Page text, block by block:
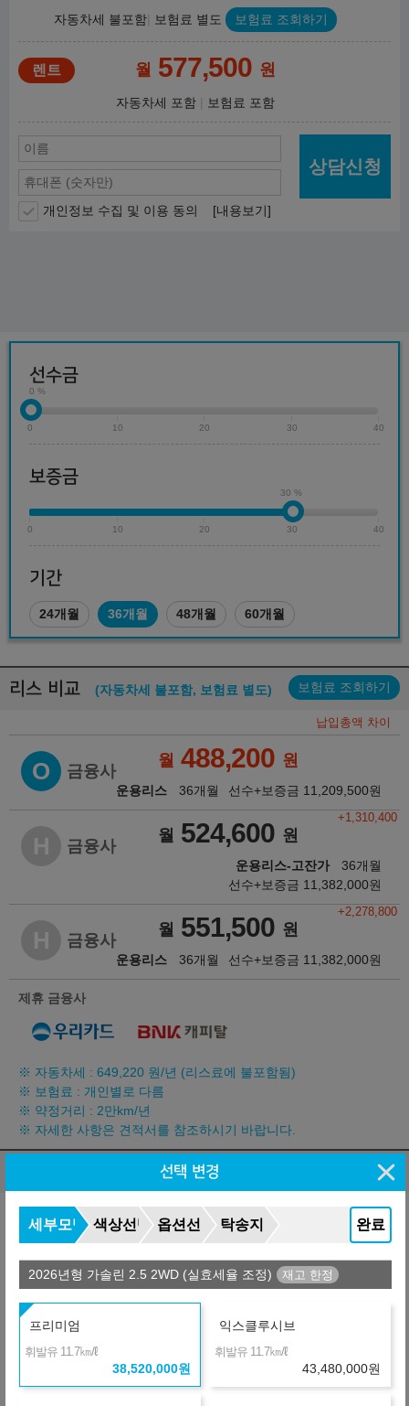
자동차세 불포함 보험료 별도 보험료 조회하기
월 577,500 원
자동차세 포함 보험료 포함
개인정보 수집 및 이용 동의 [내용보기]
상담신청
선수금
0 %
0 10 20 30 40
보증금
30 %
0 10 20 30 40
기간
24개월 36개월 48개월 60개월
리스 비교 (자동차세 불포함, 보험료 별도) 보험료 조회하기
납입총액 차이
O 금융사
운용리스
월 488,200 원
36개월 선수+보증금 11,209,500원
H 금융사
운용리스-고잔가
월 524,600 원
+1,310,400
36개월
선수+보증금 11,382,000원
H 금융사
운용리스
월 551,500 원
+2,278,800
36개월 선수+보증금 11,382,000원
제휴 금융사
※ 자동차세 : 649,220 원/년 (리스료에 불포함됨)
※ 보험료 : 개인별로 다름
※ 약정거리 : 2만km/년
※ 자세한 사항은 견적서를 참조하시기 바랍니다.
(자동차세 포함, 보험료 포함)
납입총액 차이
M
장기렌터카
월 577,500
36개월 선수+보증금11,556,000
C 금융사 631,229 원
36개월 선수+보증금
월 641,700 원
+2,311,200
선택 변경
세부모델 색상선택 옵션선택 탁송지역 완료
2026년형 가솔린 2.5 2WD (실효세율 조정)
프리미엄
휘발유 11.7㎞/ℓ
38,520,000원
익스클루시브
휘발유 11.7㎞/ℓ
43,480,000원